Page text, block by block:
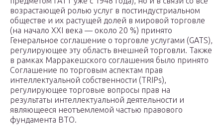
возрастающей ролью услуг в постиндустриальном
обществе и их растущей долей в мировой торговле
(на начало XXI века — около 20 %) принято
Генеральное соглашение о торговле услугами (GATS),
регулирующее эту область внешней торговли. Также
в рамках Марракешского соглашения было принято
Соглашение по торговым аспектам прав
интеллектуальной собственности (TRIPs),
регулирующее торговые вопросы прав на
результаты интеллектуальной деятельности и
являющееся неотъемлемой частью правового
фундамента ВТО.